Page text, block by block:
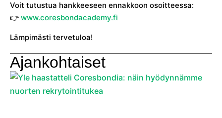
Voit tutustua hankkeeseen ennakkoon osoitteessa:
👉 www.coresbondacademy.fi
Lämpimästi tervetuloa!
Ajankohtaiset